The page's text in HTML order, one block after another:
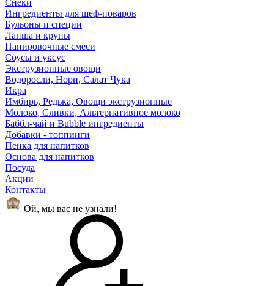
Снеки
Ингредиенты для шеф-поваров
Бульоны и специи
Лапша и крупы
Панировочные смеси
Соусы и уксус
Экструзионные овощи
Водоросли, Нори, Салат Чука
Икра
Имбирь, Редька, Овощи экструзионные
Молоко, Сливки, Альтернативное молоко
Баббл-чай и Bubble ингредиенты
Добавки - топпинги
Пенка для напитков
Основа для напитков
Посуда
Акции
Контакты
Ой, мы вас не узнали!